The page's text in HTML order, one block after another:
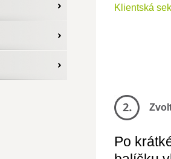
Klientská
Po